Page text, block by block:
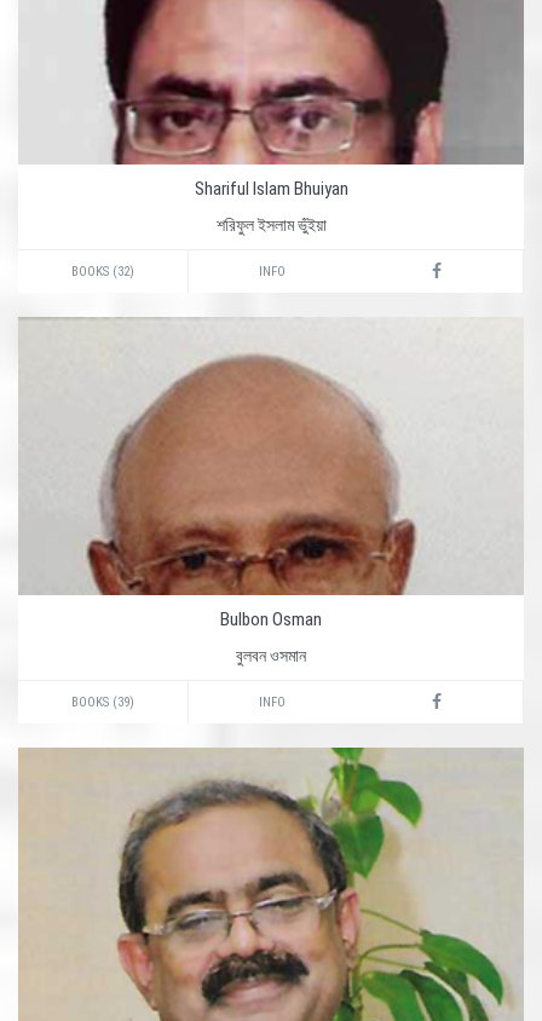
Shariful Islam Bhuiyan
শরিফুল ইসলাম ভুঁইয়া
BOOKS (32) INFO
Bulbon Osman
বুলবন ওসমান
BOOKS (39) INFO